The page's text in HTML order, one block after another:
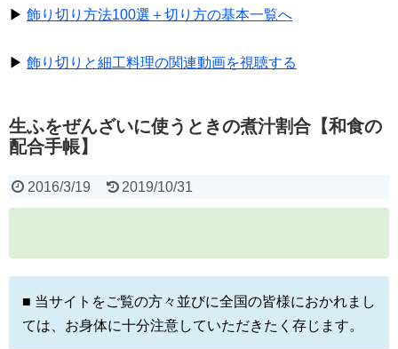
▶ 飾り切り方法100選＋切り方の基本一覧へ
▶ 飾り切りと細工料理の関連動画を視聴する
生ふをぜんざいに使うときの煮汁割合【和食の
配合手帳】
2016/3/19 2019/10/31
■ 当サイトをご覧の方々並びに全国の皆様におかれまし
ては、お身体に十分注意していただきたく存じます。